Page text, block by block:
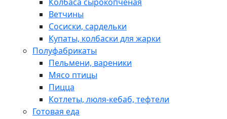
Ветчины
Сосиски, сардельки
Купаты, колбаски для жарки
Полуфабрикаты
Пельмени, вареники
Мясо птицы
Пицца
Котлеты, люля-кебаб, тефтели
Готовая еда